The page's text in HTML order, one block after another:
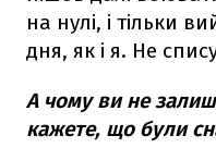
на нулі, і тільки
дня, як і я. Не
А чому ви не
кажете, що були